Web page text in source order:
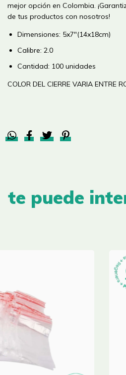
mejor opción en Colombia.
de tus productos con nosotros!
Dimensiones: 5x7"(14x18cm)
Calibre: 2.0
Cantidad: 100 unidades
COLOR DEL CIERRE VARIA ENTRE
te puede